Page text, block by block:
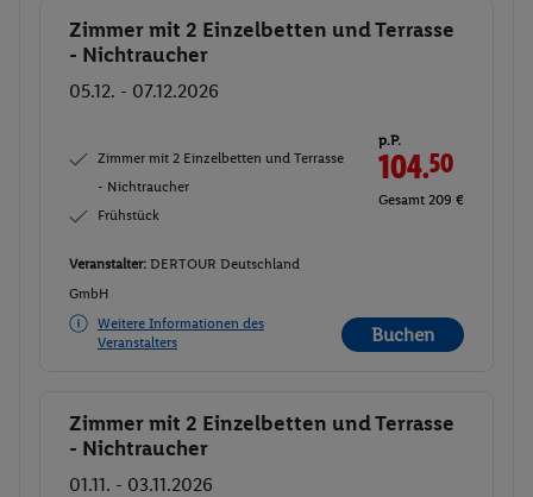
Buchen
Zimmer mit 2 Einzelbetten und Terrasse
- Nichtraucher
05.12. - 07.12.2026
Zimmer mit 2 Einzelbetten und Terrasse
- Nichtraucher
Frühstück
p.P.
104.50
Gesamt 209 €
Veranstalter: DERTOUR Deutschland
GmbH
Weitere Informationen des
Veranstalters
Buchen
Buchen
Zimmer mit 2 Einzelbetten und Terrasse
- Nichtraucher
01.11. - 03.11.2026